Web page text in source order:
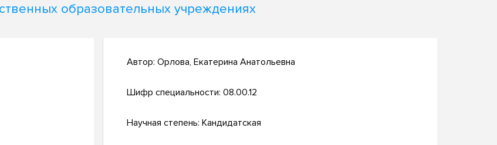
образовательных учреждениях
Автор: Орлова, Екатерина Анатольевна
Шифр специальности: 08.00.12
Научная степень: Кандидатская